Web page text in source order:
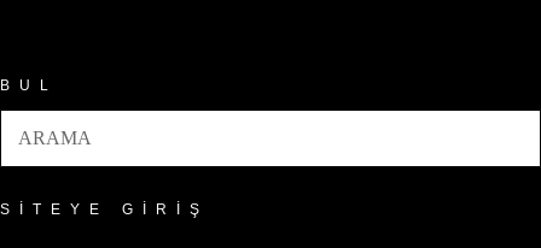
BUL
SITEYE GIRIŞ